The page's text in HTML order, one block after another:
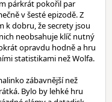
párkrát pokořil par
v šesté epizodě. Z
k dobru, že secrety jsou
neobsahuje klíč nutný
opravdu hodně a hru
statistikami než Wolfa.
zábavnější než
Bylo by lehké hru